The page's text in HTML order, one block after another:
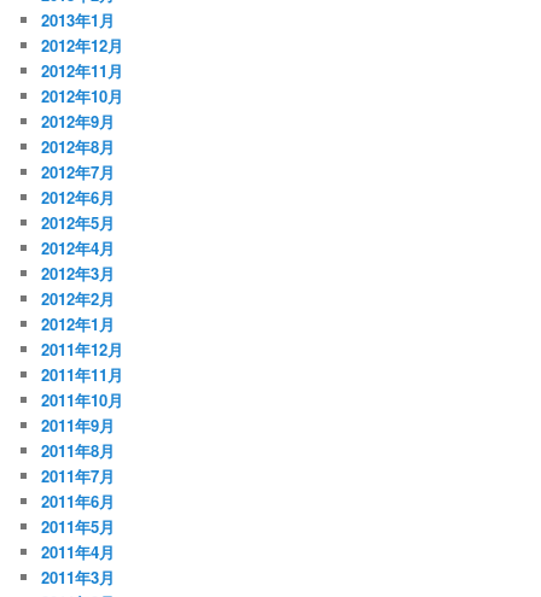
2013年1月
2012年12月
2012年11月
2012年10月
2012年9月
2012年8月
2012年7月
2012年6月
2012年5月
2012年4月
2012年3月
2012年2月
2012年1月
2011年12月
2011年11月
2011年10月
2011年9月
2011年8月
2011年7月
2011年6月
2011年5月
2011年4月
2011年3月